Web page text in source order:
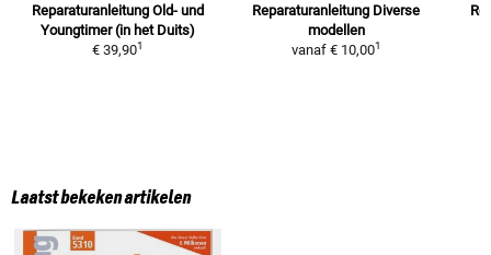
Reparaturanleitung Old- und
Youngtimer (in het Duits)
€ 39,901
Reparaturanleitung Diverse
modellen
vanaf € 10,001
Laatst bekeken artikelen